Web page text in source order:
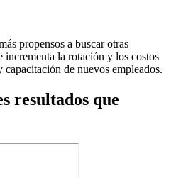
propensos a buscar otras
incrementa la rotación y los costos
de nuevos empleados.
resultados que